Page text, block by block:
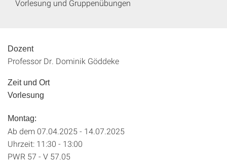
Vorlesung und Gruppenübungen
Dozent
Professor Dr. Dominik Göddeke
Zeit und Ort
Vorlesung
Montag:
Ab dem 07.04.2025 - 14.07.2025
Uhrzeit: 11:30 - 13:00
PWR 57 - V 57.05